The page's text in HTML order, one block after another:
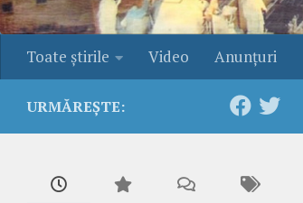
Toate ştirile Video Anunţuri
URMĂREȘTE: